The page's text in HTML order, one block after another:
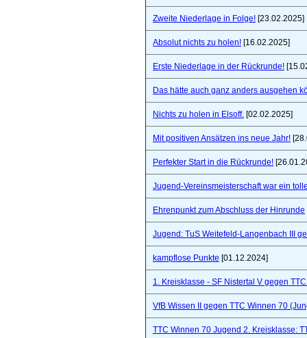
Zweite Niederlage in Folge! [23.02.2025]
Absolut nichts zu holen! [16.02.2025]
Erste Niederlage in der Rückrunde!
Das hätte auch ganz anders ausgehen
Nichts zu holen in Elsoff. [02.02.2025]
Mit positiven Ansätzen ins neue Jahr!
Perfekter Start in die Rückrunde!
Jugend-Vereinsmeisterschaft war ein
Ehrenpunkt zum Abschluss der Hinrunde
Jugend: TuS Weitefeld-Langenbach III
kampflose Punkte [01.12.2024]
1. Kreisklasse - SF Nistertal V gegen
VfB Wissen II gegen TTC Winnen 70
TTC Winnen 70 Jugend 2. Kreisklasse: